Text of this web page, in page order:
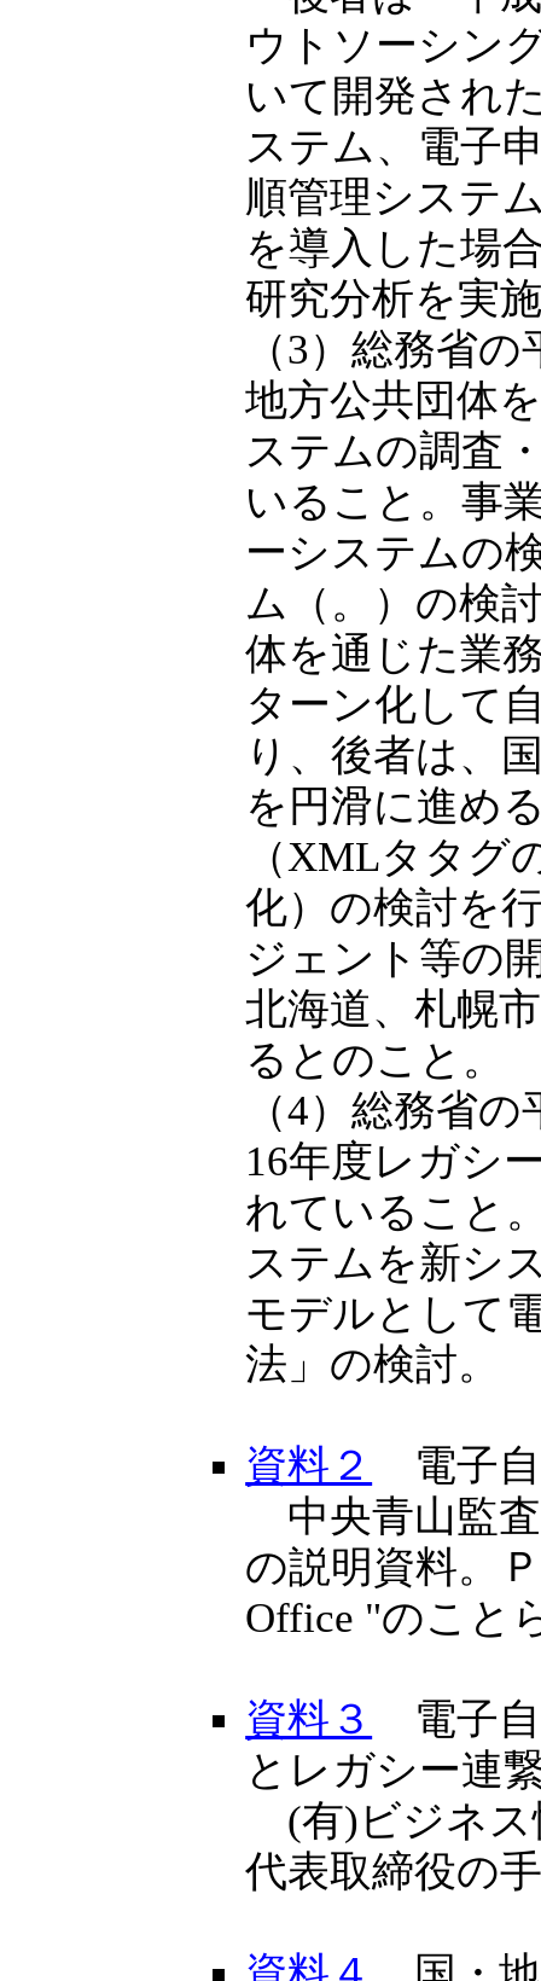
ウトソーシン
いて開発され
ステム、電子
順管理システ
を導入した場
研究分析を実
（3）総務省
地方公共団体
ステムの調査
いること。事
ーシステムの
ム（。）の検
体を通じた業
ターン化して
り、後者は、
を円滑に進め
（XMLタタグ
化）の検討を
ジェント等の
北海道、札幌
るとのこと。
（4）総務省
16年度レガシ
れていること
ステムを新シ
モデルとして
法」の検討。
資料２
電子自
中央青山監
の説明資料。
Office "のこと
資料３
電子自
とレガシー連
(有)ビジネス
代表取締役の